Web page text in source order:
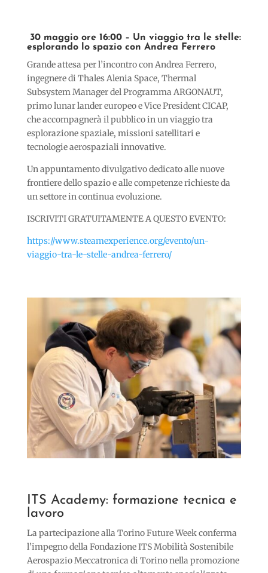
30 maggio ore 16:00 – Un viaggio tra le stelle:
esplorando lo spazio con Andrea Ferrero
Grande attesa per l’incontro con Andrea Ferrero,
ingegnere di Thales Alenia Space, Thermal
Subsystem Manager del Programma ARGONAUT,
primo lunar lander europeo e Vice President CICAP,
che accompagnerà il pubblico in un viaggio tra
esplorazione spaziale, missioni satellitari e
tecnologie aerospaziali innovative.
Un appuntamento divulgativo dedicato alle nuove
frontiere dello spazio e alle competenze richieste da
un settore in continua evoluzione.
ISCRIVITI GRATUITAMENTE A QUESTO EVENTO:
https://www.steamexperience.org/evento/un-
viaggio-tra-le-stelle-andrea-ferrero/
ITS Academy: formazione tecnica e
lavoro
La partecipazione alla Torino Future Week conferma
l’impegno della Fondazione ITS Mobilità Sostenibile
Aerospazio Meccatronica di Torino nella promozione